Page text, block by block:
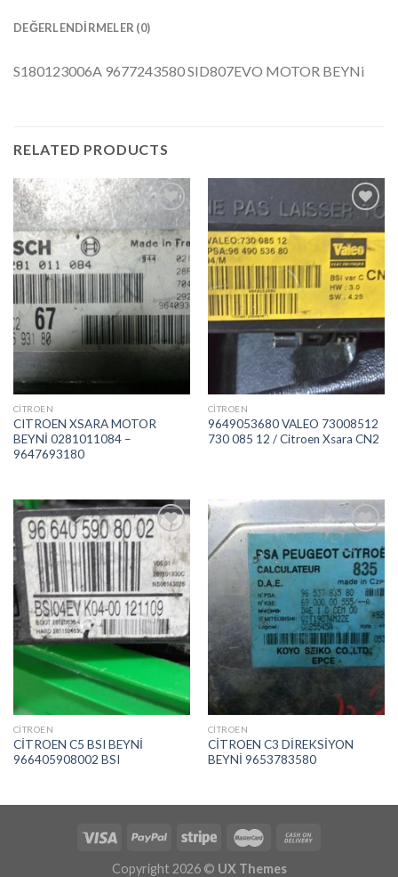
DEĞERLENDIRMELER (0)
S180123006A 9677243580 SID807EVO MOTOR BEYNi
RELATED PRODUCTS
İstek
Listeme
CITROEN
CITROEN XSARA MOTOR
BEYNİ 0281011084 –
9647693180
İstek
Listeme
Ekle
CITROEN
9649053680 VALEO 73008512
730 085 12 / Citroen Xsara CN2
İstek
Listeme
Ekle
CITROEN
CİTROEN C5 BSI BEYNİ
966405908002 BSI
İstek
Listeme
Ekle
CITROEN
CİTROEN C3 DİREKSİYON
BEYNİ 9653783580
Copyright 2026 © UX Themes